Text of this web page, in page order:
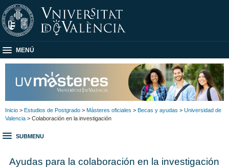
MENÚ
Inicio > Estudios de Postgrado > Másteres oficiales > Becas y ayudas > Universidad de
Valencia > Colaboración en la investigación
SUBMENU
Ayudas para la colaboración en la investigación